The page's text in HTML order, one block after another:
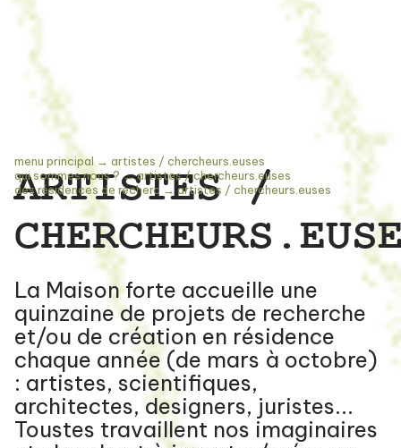
menu principal→ artistes / chercheurs.euses
qui sommes nous ?→artistes / chercheurs.euses
des résidences de recherc → artistes / chercheurs.euses
ARTISTES /
La Maison forte accueille une
quinzaine de projets de recherche
et/ou de création en résidence
chaque année (de mars à octobre)
: artistes, scientifiques,
architectes, designers, juristes...
Toustes travaillent nos imaginaires